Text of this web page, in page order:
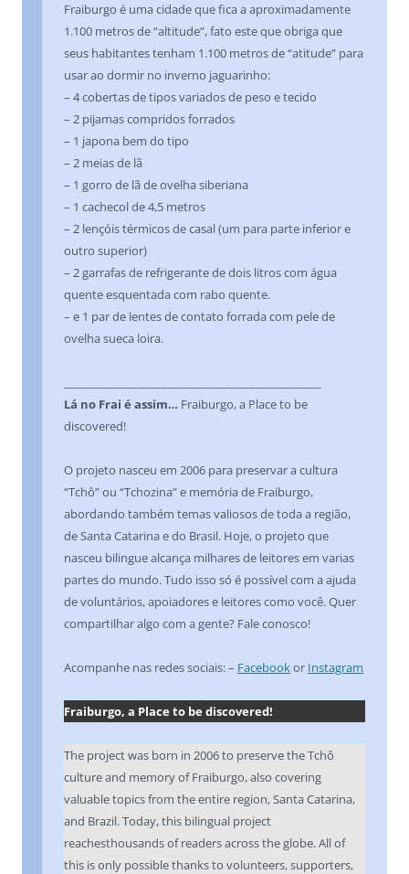
Fraiburgo é uma cidade que fica a aproximadamente
1.100 metros de “altitude”, fato este que obriga que
seus habitantes tenham 1.100 metros de “atitude” para
usar ao dormir no inverno jaguarinho:
– 4 cobertas de tipos variados de peso e tecido
– 2 pijamas compridos forrados
– 1 japona bem do tipo
– 2 meias de lã
– 1 gorro de lã de ovelha siberiana
– 1 cachecol de 4,5 metros
– 2 lençóis térmicos de casal (um para parte inferior e
outro superior)
– 2 garrafas de refrigerante de dois litros com água
quente esquentada com rabo quente.
– e 1 par de lentes de contato forrada com pele de
ovelha sueca loira.
Lá no Frai é assim… Fraiburgo, a Place to be
discovered!
O projeto nasceu em 2006 para preservar a cultura
“Tchô” ou “Tchozina” e memória de Fraiburgo,
abordando também temas valiosos de toda a região,
de Santa Catarina e do Brasil. Hoje, o projeto que
nasceu bilingue alcança milhares de leitores em varias
partes do mundo. Tudo isso só é possível com a ajuda
de voluntários, apoiadores e leitores como você. Quer
compartilhar algo com a gente? Fale conosco!
Acompanhe nas redes sociais: – Facebookor Instagram
Fraiburgo, a Place to be discovered!
The project was born in 2006 to preserve the Tchô
culture and memory of Fraiburgo, also covering
valuable topics from the entire region, Santa Catarina,
and Brazil. Today, this bilingual project
reachesthousands of readers across the globe. All of
this is only possible thanks to volunteers, supporters,